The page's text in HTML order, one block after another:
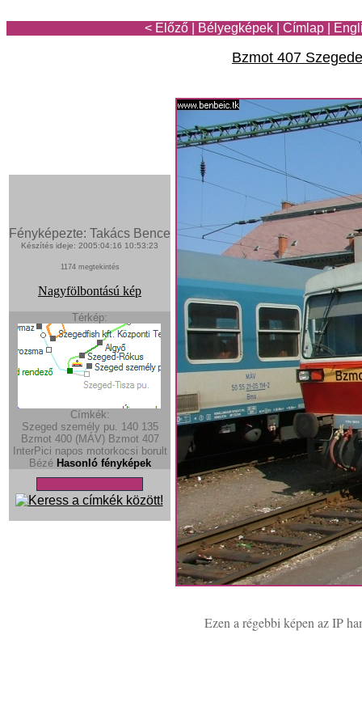
< Előző Bélyegképek Címlap
Bzmot 407
Fényképezte: Takács Bence
Készítés ideje: 2005:04:16 10:53:23
1174 megtekintés
Nagyfölbontású kép
Térkép:
Címkék:
Szeged személy pu. 140 135
Bzmot 400 (MÁV) Bzmot 407
InterPici napos motorkocsi borult
Bézé Hasonló fényképek
Ezen a régebbi képen az IP